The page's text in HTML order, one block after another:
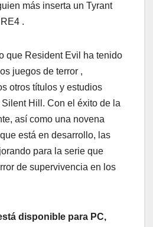
más inserta un Tyrant
.
que Resident Evil ha tenido
juegos de terror ,
otros títulos y estudios
Hill. Con el éxito de la
así como una novena
está en desarrollo, las
para la serie que
de supervivencia en los
disponible para PC,